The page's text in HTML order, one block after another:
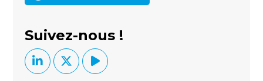
Suivez-nous !